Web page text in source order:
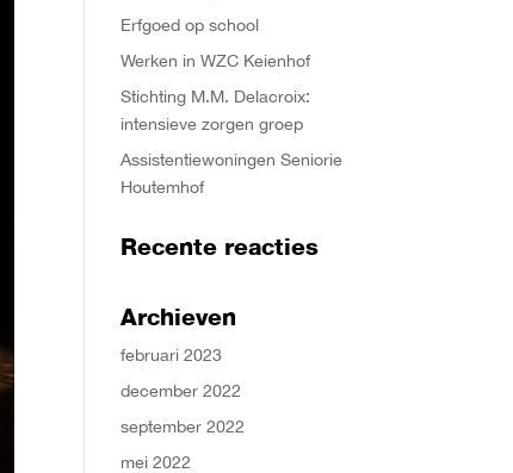
Erfgoed op school
Werken in WZC Keienhof
Stichting M.M. Delacroix:
intensieve zorgen groep
Assistentiewoningen Seniorie
Houtemhof
Recente reacties
Archieven
februari 2023
december 2022
september 2022
mei 2022